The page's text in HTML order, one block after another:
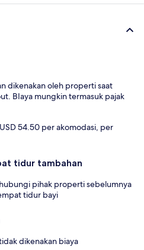
dikenakan oleh properti saat
BIaya mungkin termasuk pajak
USD 54.50 per akomodasi, per
tidur tambahan
pihak properti sebelumnya
tidur bayi
dikenakan biaya